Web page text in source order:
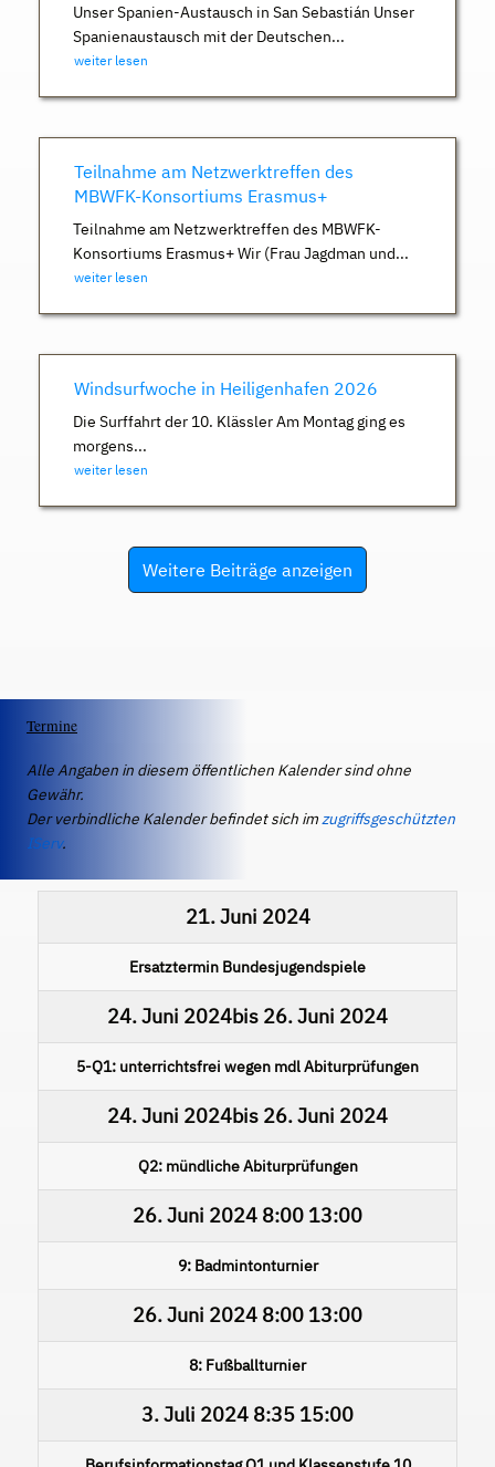
Unser Spanien-Austausch in San Sebastián Unser
Spanienaustausch mit der Deutschen...
weiter lesen
Teilnahme am Netzwerktreffen des
MBWFK-Konsortiums Erasmus+
Teilnahme am Netzwerktreffen des MBWFK-
Konsortiums Erasmus+ Wir (Frau Jagdman und...
weiter lesen
Windsurfwoche in Heiligenhafen 2026
Die Surffahrt der 10. Klässler Am Montag ging es
morgens...
weiter lesen
Weitere Beiträge anzeigen
Termine
Alle Angaben in diesem öffentlichen Kalender sind ohne
Gewähr.
Der verbindliche Kalender befindet sich imzugriffsgeschützten
IServ.
21. Juni 2024
Ersatztermin Bundesjugendspiele
24. Juni 2024bis 26. Juni 2024
5-Q1: unterrichtsfrei wegen mdl Abiturprüfungen
24. Juni 2024bis 26. Juni 2024
Q2: mündliche Abiturprüfungen
26. Juni 2024 8:00 13:00
9: Badmintonturnier
26. Juni 2024 8:00 13:00
8: Fußballturnier
3. Juli 2024 8:35 15:00